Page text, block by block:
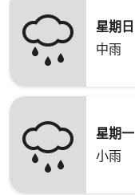
星期日
中雨
星期一
小雨